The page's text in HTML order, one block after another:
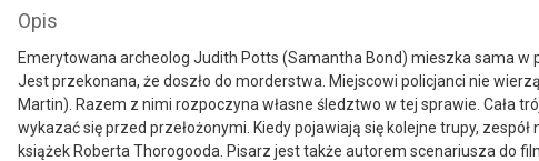
Opis
Emerytowana archeolog Judith Potts (Samantha Bond) mieszka sama w
Jest przekonana, że doszło do morderstwa. Miejscowi policjanci nie
Martin). Razem z nimi rozpoczyna własne śledztwo w tej sprawie. Cała
wykazać się przed przełożonymi. Kiedy pojawiają się kolejne trupy,
książek Roberta Thorogooda. Pisarz jest także autorem scenariusza do